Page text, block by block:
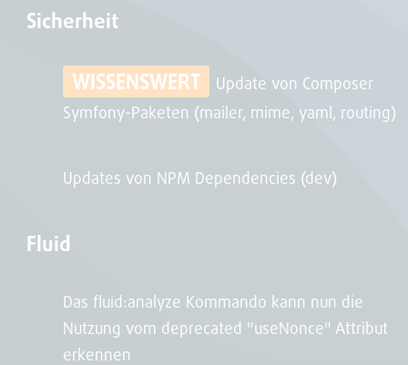
Sicherheit
WISSENSWERT
Update von Composer
Symfony-Paketen (mailer, mime, yaml, routing)
Updates von NPM Dependencies (dev)
Fluid
Das fluid:analyze Kommando kann nun die
Nutzung vom deprecated "useNonce" Attribut
erkennen